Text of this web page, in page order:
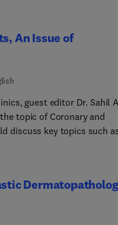
trend toward precision
individualized,
of traditional
An Issue of
guest editor Dr. Sahil
topic of Coronary and
discuss key topics such